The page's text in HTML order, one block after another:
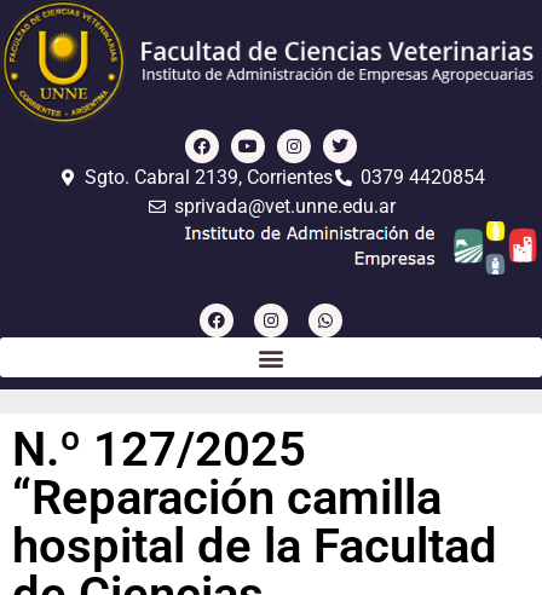
Sgto. Cabral 2139, Corrientes
0379 4420854
sprivada@vet.unne.edu.ar
N.º 127/2025
“Reparación camilla
hospital de la Facultad